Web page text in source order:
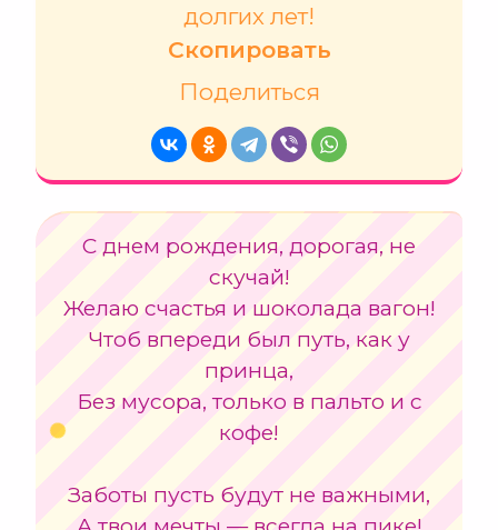
долгих лет!
Скопировать
Поделиться
С днем рождения, дорогая, не
скучай!
Желаю счастья и шоколада вагон!
Чтоб впереди был путь, как у
принца,
Без мусора, только в пальто и с
кофе!
Заботы пусть будут не важными,